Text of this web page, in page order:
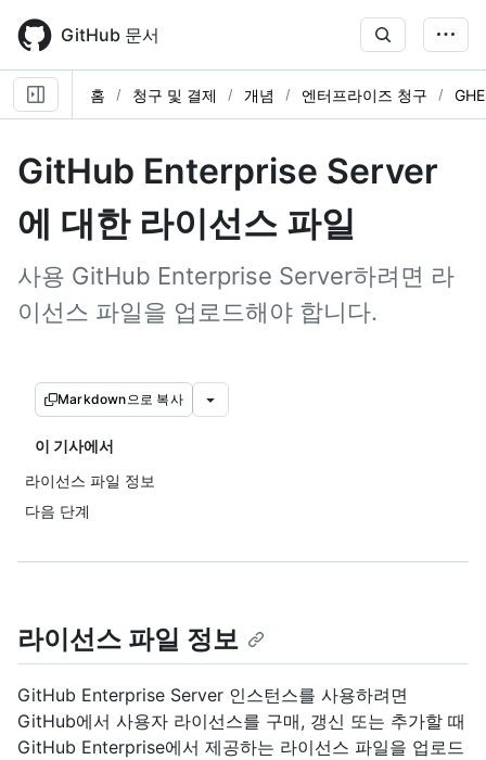
main
content
GitHub 문서
홈 청구 및 결제 개념 엔터프라이즈 청구
GitHub Enterprise Server
에 대한 라이선스 파일
사용 GitHub Enterprise Server하려면 라
이선스 파일을 업로드해야 합니다.
Markdown으로 복사
이 기사에서
라이선스 파일 정보
다음 단계
라이선스 파일 정보
GitHub Enterprise Server 인스턴스를 사용하려면
GitHub에서 사용자 라이선스를 구매, 갱신 또는 추가할 때
GitHub Enterprise에서 제공하는 라이선스 파일을 업로드